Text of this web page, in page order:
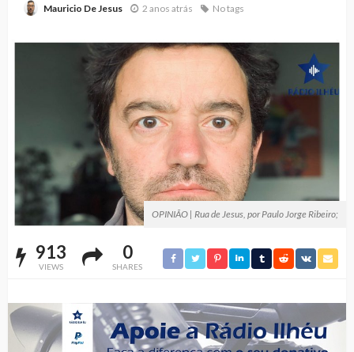
Mauricio De Jesus 2 anos atrás No tags
OPINIÃO | Rua de Jesus, por Paulo Jorge Ribeiro;
913
VIEWS
0
SHARES